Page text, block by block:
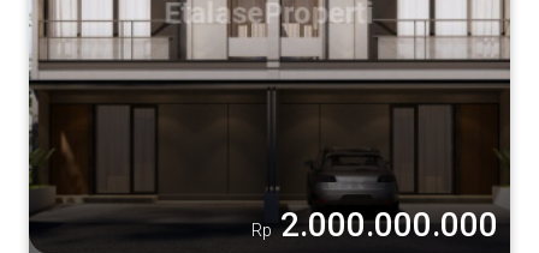
Rp 2.000.000.000